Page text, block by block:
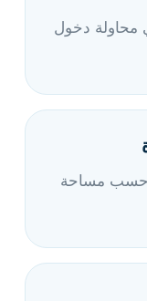
محاولة دخول
حسب مساحة